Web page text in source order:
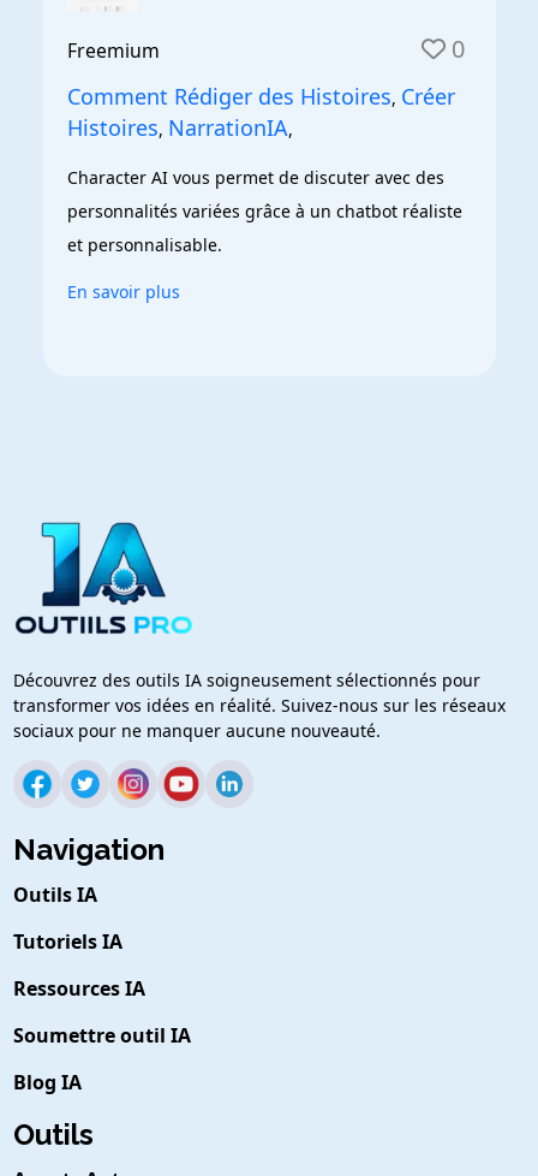
Freemium 0
Comment Rédiger des Histoires, Créer
Histoires, NarrationIA,
Character AI vous permet de discuter avec des
personnalités variées grâce à un chatbot réaliste
et personnalisable.
En savoir plus
Découvrez des outils IA soigneusement sélectionnés pour
transformer vos idées en réalité. Suivez-nous sur les réseaux
sociaux pour ne manquer aucune nouveauté.
Navigation
Outils IA
Tutoriels IA
Ressources IA
Soumettre outil IA
Blog IA
Outils